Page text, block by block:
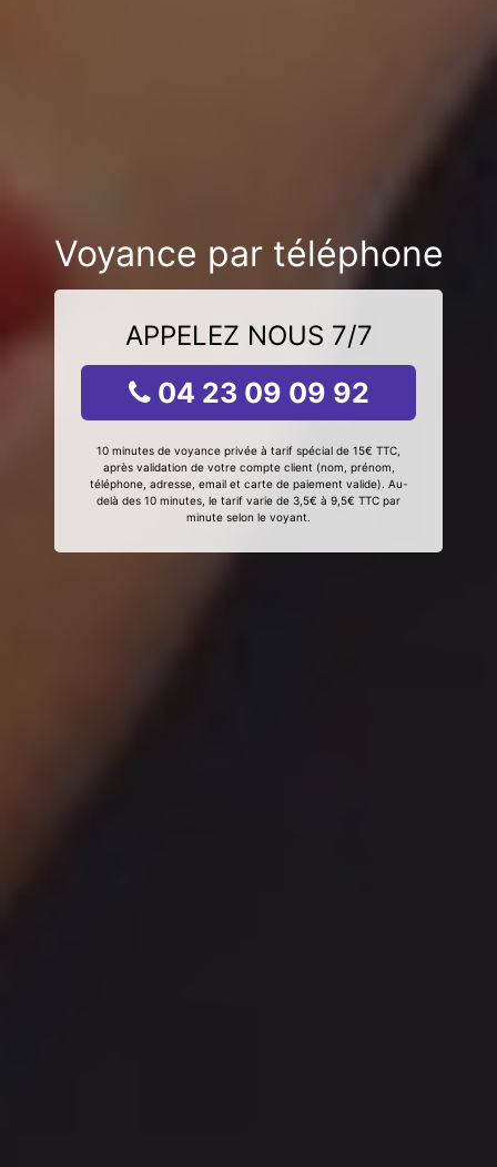
Voyance par téléphone
APPELEZ NOUS 7/7
04 23 09 09 92
10 minutes de voyance privée à tarif spécial de 15€ TTC,
après validation de votre compte client (nom, prénom,
téléphone, adresse, email et carte de paiement valide). Au-
delà des 10 minutes, le tarif varie de 3,5€ à 9,5€ TTC par
minute selon le voyant.